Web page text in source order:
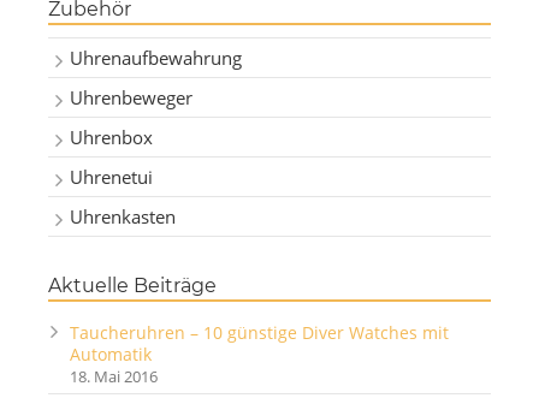
Zubehör
Uhrenaufbewahrung
Uhrenbeweger
Uhrenbox
Uhrenetui
Uhrenkasten
Aktuelle Beiträge
Taucheruhren – 10 günstige Diver Watches mit
Automatik
18. Mai 2016